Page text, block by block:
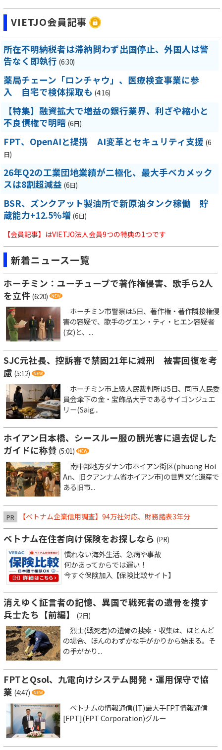
VIETJO会員記事
所在不明納税者は滞納問わず出国停止、外国人は警
告なく即執行 (6:30)
薬局チェーン「ロンチャウ」、医療検査事業に参
入 自宅で検体採取も (4:16)
【特集】融資拡大で増益の銀行業界、利ざや縮小と
不良債権で明暗 (6日)
FPT、OpenAIと提携 AI変革とセキュリティ支援 (6
日)
26年Q2の工業団地業績が二極化、最大手ベカメック
スは8割超減益 (6日)
BSR、ズンクアット製油所で新原油タンク稼働 貯
蔵能力+12.5％増 (6日)
【会員記事】はVIETJO法人会員9つの特典の1つです
新着ニュース一覧
ホーチミン：ユーチューブで著作権侵害、歌手ら2人
を立件 (6:20)
ホーチミン市警察は5日、著作権・著作隣接権侵
害の容疑で、歌手のグエン・ティ・ヒエン容疑者
(女)と、...
SJC元社長、控訴審で禁固21年に減刑 被害回復を考
慮 (5:12)
ホーチミン市上級人民裁判所は5日、同市人民委
員会傘下の金・宝飾品大手であるサイゴンジュエ
リー(Saig...
ホイアン日本橋、シースルー服の観光客に退去促した
ガイドに称賛 (5:01)
南中部地方ダナン市ホイアン街区(phuong Hoi
An、旧クアンナム省ホイアン市)の世界文化遺産で
ある旧市...
PR 【ベトナム企業信用調査】94万社対応、財務諸表3年分
ベトナム在住者向け保険をお探しなら (PR)
慣れない海外生活、急病や事故
何かあってからでは遅い！
今すぐ保険加入【保険比較サイト】
消えゆく証言者の記憶、異国で戦死者の遺骨を捜す
兵士たち【前編】
(2日)
烈士(戦死者)の遺骨の捜索・収集は、ほとんど
の場合、ほんのわずかな手がかりから始まる。そ
の手がかり...
FPTとQsol、九電向けシステム開発・運用保守で協
業 (4:47)
ベトナムの情報通信(IT)最大手FPT情報通信
[FPT](FPT Corporation)グルー